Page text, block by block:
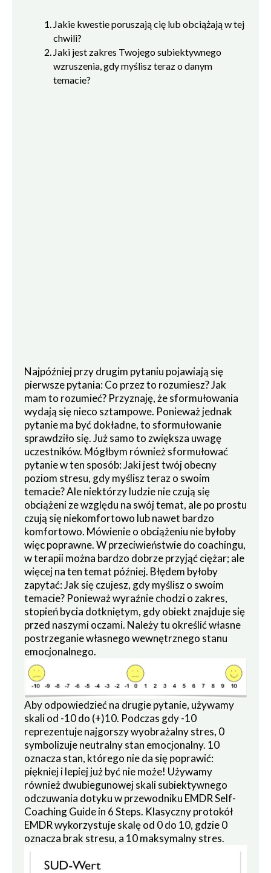
Jakie kwestie poruszają cię lub obciążają w tej
chwili?
Jaki jest zakres Twojego subiektywnego
wzruszenia, gdy myślisz teraz o danym
temacie?
Najpóźniej przy drugim pytaniu pojawiają się
pierwsze pytania: Co przez to rozumiesz? Jak
mam to rozumieć? Przyznaję, że sformułowania
wydają się nieco sztampowe. Ponieważ jednak
pytanie ma być dokładne, to sformułowanie
sprawdziło się. Już samo to zwiększa uwagę
uczestników. Mógłbym również sformułować
pytanie w ten sposób: Jaki jest twój obecny
poziom stresu, gdy myślisz teraz o swoim
temacie? Ale niektórzy ludzie nie czują się
obciążeni ze względu na swój temat, ale po prostu
czują się niekomfortowo lub nawet bardzo
komfortowo. Mówienie o obciążeniu nie byłoby
więc poprawne. W przeciwieństwie do coachingu,
w terapii można bardzo dobrze przyjąć ciężar; ale
więcej na ten temat później. Błędem byłoby
zapytać: Jak się czujesz, gdy myślisz o swoim
temacie? Ponieważ wyraźnie chodzi o zakres,
stopień bycia dotkniętym, gdy obiekt znajduje się
przed naszymi oczami. Należy tu określić własne
postrzeganie własnego wewnętrznego stanu
emocjonalnego.
Aby odpowiedzieć na drugie pytanie, używamy
skali od -10 do (+)10. Podczas gdy -10
reprezentuje najgorszy wyobrażalny stres, 0
symbolizuje neutralny stan emocjonalny. 10
oznacza stan, którego nie da się poprawić:
piękniej i lepiej już być nie może! Używamy
również dwubiegunowej skali subiektywnego
odczuwania dotyku w przewodniku EMDR Self-
Coaching Guide in 6 Steps. Klasyczny protokół
EMDR wykorzystuje skalę od 0 do 10, gdzie 0
oznacza brak stresu, a 10 maksymalny stres.